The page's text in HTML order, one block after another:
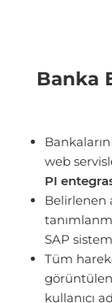
Banka
web
PI
Belirlenen
SAP
Tüm
kullanıcı